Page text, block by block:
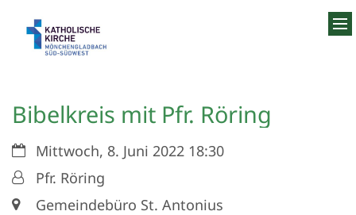
Bibelkreis mit Pfr. Röring
Datum:Mittwoch, 8. Juni 2022 18:30
Von:Pfr. Röring
Ort:Gemeindebüro St. Antonius